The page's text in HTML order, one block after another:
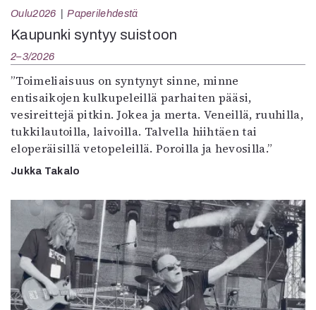
Oulu2026 Paperilehdestä
Kaupunki syntyy suistoon
2–3/2026
”Toimeliaisuus on syntynyt sinne, minne
entisaikojen kulkupeleillä parhaiten pääsi,
vesireittejä pitkin. Jokea ja merta. Veneillä, ruuhilla,
tukkilautoilla, laivoilla. Talvella hiihtäen tai
eloperäisillä vetopeleillä. Poroilla ja hevosilla.”
Jukka Takalo